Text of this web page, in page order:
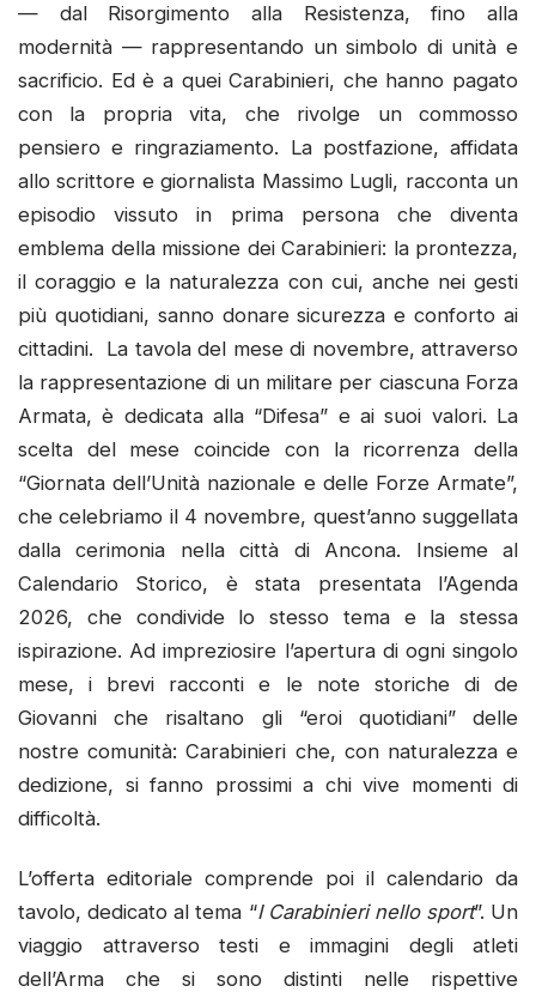
— dal Risorgimento alla Resistenza, fino alla
modernità — rappresentando un simbolo di unità e
sacrificio. Ed è a quei Carabinieri, che hanno pagato
con la propria vita, che rivolge un commosso
pensiero e ringraziamento. La postfazione, affidata
allo scrittore e giornalista Massimo Lugli, racconta un
episodio vissuto in prima persona che diventa
emblema della missione dei Carabinieri: la prontezza,
il coraggio e la naturalezza con cui, anche nei gesti
più quotidiani, sanno donare sicurezza e conforto ai
cittadini. La tavola del mese di novembre, attraverso
la rappresentazione di un militare per ciascuna Forza
Armata, è dedicata alla “Difesa” e ai suoi valori. La
scelta del mese coincide con la ricorrenza della
“Giornata dell’Unità nazionale e delle Forze Armate”,
che celebriamo il 4 novembre, quest’anno suggellata
dalla cerimonia nella città di Ancona. Insieme al
Calendario Storico, è stata presentata l’Agenda
2026, che condivide lo stesso tema e la stessa
ispirazione. Ad impreziosire l’apertura di ogni singolo
mese, i brevi racconti e le note storiche di de
Giovanni che risaltano gli “eroi quotidiani” delle
nostre comunità: Carabinieri che, con naturalezza e
dedizione, si fanno prossimi a chi vive momenti di
difficoltà.
L’offerta editoriale comprende poi il calendario da
tavolo, dedicato al tema “I Carabinieri nello sport”. Un
viaggio attraverso testi e immagini degli atleti
dell’Arma che si sono distinti nelle rispettive